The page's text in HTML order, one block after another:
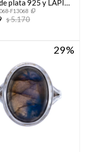
plata 925 y LAPIZ
F13068
$5.170
29